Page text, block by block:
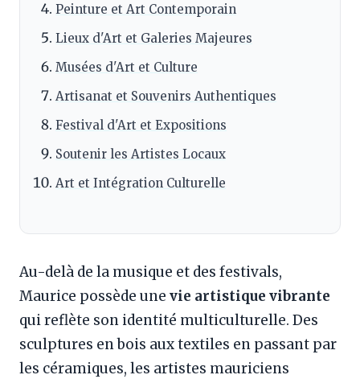
Peinture et Art Contemporain
Lieux d'Art et Galeries Majeures
Musées d'Art et Culture
Artisanat et Souvenirs Authentiques
Festival d'Art et Expositions
Soutenir les Artistes Locaux
Art et Intégration Culturelle
Au-delà de la musique et des festivals,
Maurice possède une vie artistique vibrante
qui reflète son identité multiculturelle. Des
sculptures en bois aux textiles en passant par
les céramiques, les artistes mauriciens